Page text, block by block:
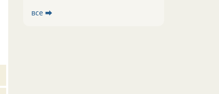
все ⮕